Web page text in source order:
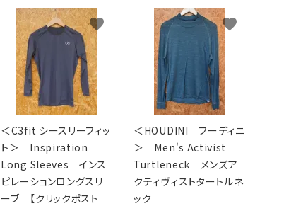
リバースポーツ
ミリタリーライン・ミリタリー
＜C3fit シースリーフィッ
ト＞ Inspiration
Long Sleeves インス
ピレーションロングスリ
ーブ 【クリックポスト
favorite
＜HOUDINI フーディニ
＞ Men's Activist
Turtleneck メンズア
クティヴィストタートルネ
ック
favorite